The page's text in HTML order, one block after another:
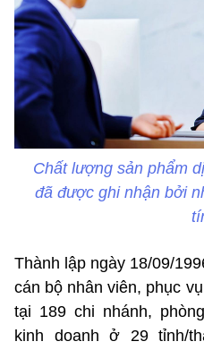
Chất lượng sản phẩm
đã được ghi nhận bởi
Thành lập ngày 18/09/
cán bộ nhân viên, phục
tại 189 chi nhánh,
kinh doanh ở 29 tỉnh/